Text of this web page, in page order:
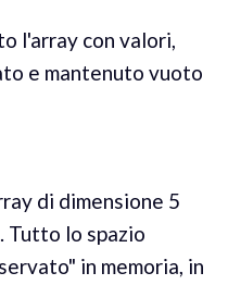
l'array con valori,
e mantenuto vuoto
di dimensione 5
Tutto lo spazio
in memoria, in